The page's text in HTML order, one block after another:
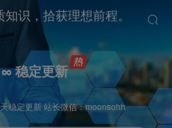
稳定更新
稳定更新 站长微信：moonsohh